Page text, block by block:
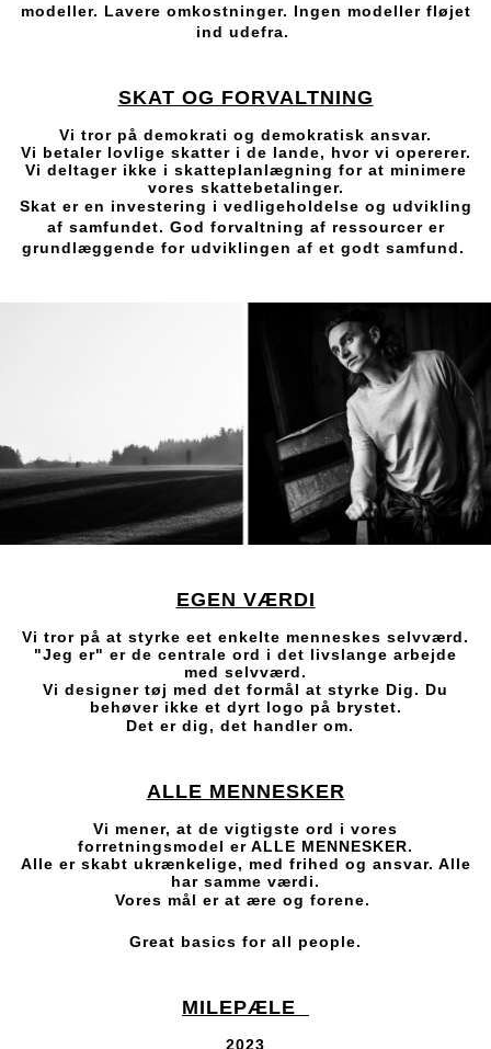
modeller. Lavere omkostninger. Ingen modeller fløjet
ind udefra.
SKAT OG FORVALTNING
Vi tror på demokrati og demokratisk ansvar.
Vi betaler lovlige skatter i de lande, hvor vi opererer.
Vi deltager ikke i skatteplanlægning for at minimere
vores skattebetalinger.
Skat er en investering i vedligeholdelse og udvikling
af samfundet. God forvaltning af ressourcer er
grundlæggende for udviklingen af et godt samfund.
EGEN VÆRDI
Vi tror på at styrke eet enkelte menneskes selvværd.
"Jeg er" er de centrale ord i det livslange arbejde
med selvværd.
Vi designer tøj med det formål at styrke Dig. Du
behøver ikke et dyrt logo på brystet.
Det er dig, det handler om.
ALLE MENNESKER
Vi mener, at de vigtigste ord i vores
forretningsmodel er ALLE MENNESKER.
Alle er skabt ukrænkelige, med frihed og ansvar. Alle
har samme værdi.
Vores mål er at ære og forene.
Great basics for all people.
MILEPÆLE
2023